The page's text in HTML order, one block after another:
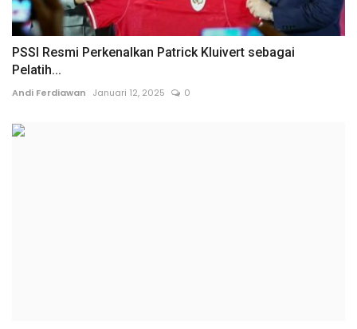
PSSI Resmi Perkenalkan Patrick Kluivert sebagai
Pelatih...
Andi Ferdiawan Januari 12, 2025 0